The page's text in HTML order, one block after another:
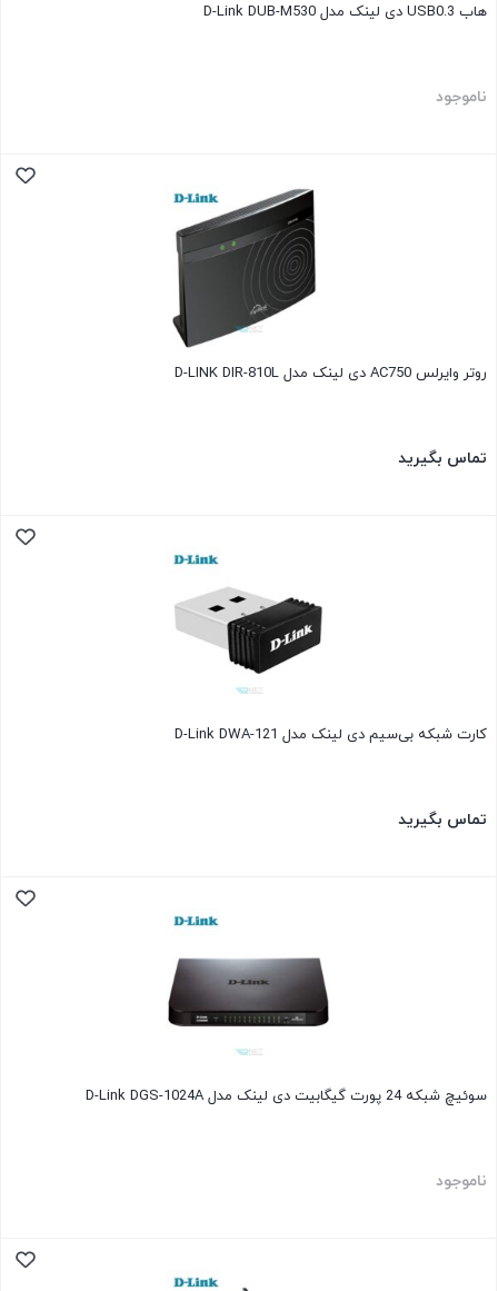
هاب USB0.3 دی لینک مدل D-Link DUB-M530
ناموجود
روتر وایرلس AC750 دی لینک مدل D-LINK DIR-810L
تماس بگیرید
کارت شبکه بی‌سیم دی لینک مدل D-Link DWA-121
تماس بگیرید
سوئیچ شبکه 24 پورت گیگابیت دی لینک مدل D-Link DGS-1024A
ناموجود